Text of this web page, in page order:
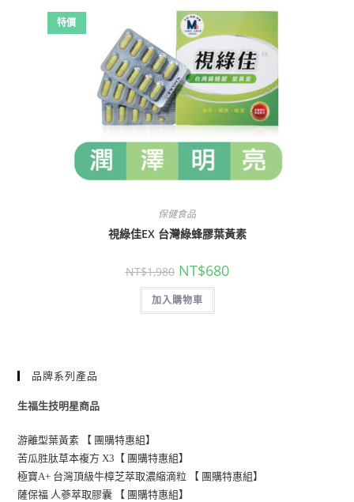
特價
保健食品
視綠佳EX 台灣綠蜂膠葉黃素
NT$1,980 NT$680
加入購物車
品牌系列產品
生福生技明星商品
游離型葉黃素 【 團購特惠組】
苦瓜胜肽草本複方 X3【 團購特惠組】
極寶A+ 台灣頂級牛樟芝萃取濃縮滴粒 【 團購特惠組】
薩保福 人蔘萃取膠囊 【 團購特惠組】